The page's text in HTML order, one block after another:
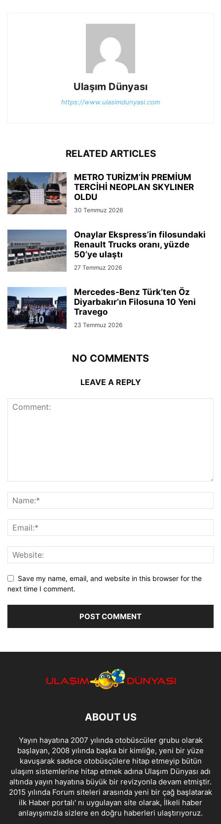
Ulaşım Dünyası
https://www.ulasimdunyasi.com
RELATED ARTICLES
METRO TURİZM’İN PREMİUM
TERCİHİ NEOPLAN SKYLINER
OLDU
30 Temmuz 2026
Onaylar Ekspress’in filosundaki
Renault Trucks oranı, yüzde
50’ye ulaştı
27 Temmuz 2026
Mercedes-Benz Türk’ten Öz
Diyarbakır’ın Filosuna 10 Yeni
Travego
23 Temmuz 2026
NO COMMENTS
LEAVE A REPLY
Save my name, email, and website in this browser for the
next time I comment.
ABOUT US
Yayın hayatına 2007 yılında otobüscüler grubu olarak
başlayan, 2008 yılında başka bir kimliğe, yeni bir yüze
kavuşarak sadece otobüsçülere hitap etmeyip bütün
ulaşım sistemlerine hitap etmek adına Ulaşım Dünyası adı
altında yayın hayatına büyük bir revizyonla devam etmiştir.
2015 yılında Forum siteleri arasında yeni bir çağ başlatarak
ilk Haber portalı' nı uygulayan site olarak, İlkeli haber
anlayışımızla sizlere en doğru haberleri ulaştırıyoruz.